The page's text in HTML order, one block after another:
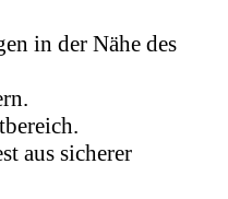
in der Nähe des
aus sicherer